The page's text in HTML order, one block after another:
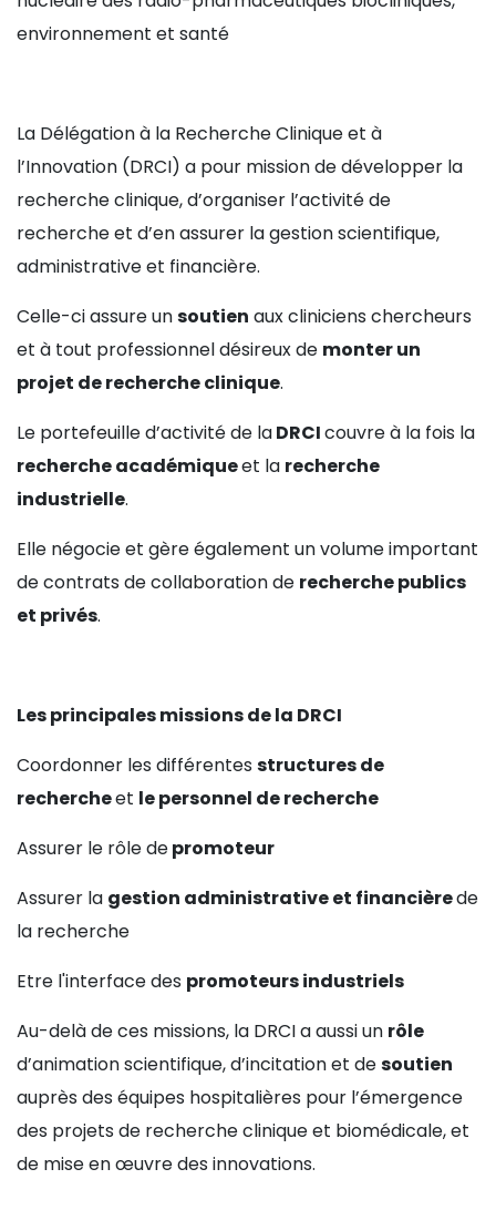
environnement et santé
La Délégation à la Recherche Clinique et à
l’Innovation (DRCI) a pour mission de développer la
recherche clinique, d’organiser l’activité de
recherche et d’en assurer la gestion scientifique,
administrative et financière.
Celle-ci assure unsoutien aux cliniciens chercheurs
et à tout professionnel désireux de monter un
projet de recherche clinique.
Le portefeuille d’activité de laDRCIcouvre à la fois la
recherche académiqueet la recherche
industrielle.
Elle négocie et gère également un volume important
de contrats de collaboration de recherche publics
et privés.
Les principales missions de la DRCI
Coordonner les différentes structures de
rechercheet le personnel de recherche
Assurer le rôle depromoteur
Assurer la gestion administrative et financièrede
la recherche
Etre l'interface des promoteurs industriels
Au-delà de ces missions, la DRCI a aussi un rôle
d’animation scientifique, d’incitation et desoutien
auprès des équipes hospitalières pour l’émergence
des projets de recherche clinique et biomédicale, et
de mise en œuvre des innovations.